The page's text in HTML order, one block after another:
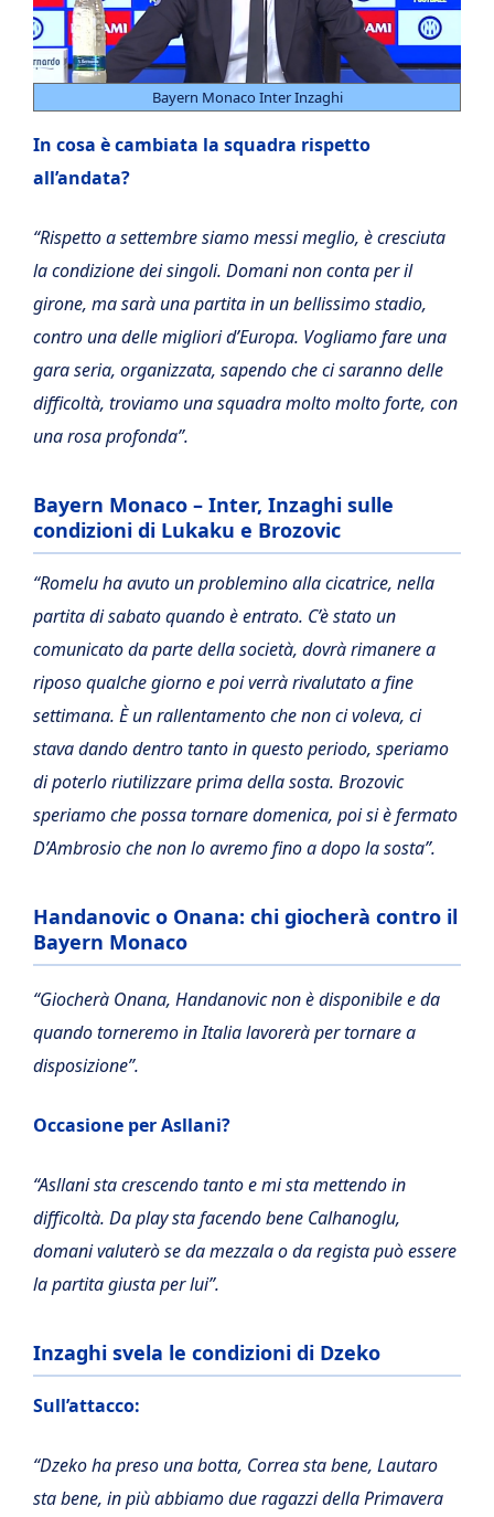
Bayern Monaco Inter Inzaghi
In cosa è cambiata la squadra rispetto
all’andata?
“Rispetto a settembre siamo messi meglio, è cresciuta
la condizione dei singoli. Domani non conta per il
girone, ma sarà una partita in un bellissimo stadio,
contro una delle migliori d’Europa. Vogliamo fare una
gara seria, organizzata, sapendo che ci saranno delle
difficoltà, troviamo una squadra molto molto forte, con
una rosa profonda”.
Bayern Monaco – Inter, Inzaghi sulle
condizioni di Lukaku e Brozovic
“Romelu ha avuto un problemino alla cicatrice, nella
partita di sabato quando è entrato. C’è stato un
comunicato da parte della società, dovrà rimanere a
riposo qualche giorno e poi verrà rivalutato a fine
settimana. È un rallentamento che non ci voleva, ci
stava dando dentro tanto in questo periodo, speriamo
di poterlo riutilizzare prima della sosta. Brozovic
speriamo che possa tornare domenica, poi si è fermato
D’Ambrosio che non lo avremo fino a dopo la sosta”.
Handanovic o Onana: chi giocherà contro il
Bayern Monaco
“Giocherà Onana, Handanovic non è disponibile e da
quando torneremo in Italia lavorerà per tornare a
disposizione”.
Occasione per Asllani?
“Asllani sta crescendo tanto e mi sta mettendo in
difficoltà. Da play sta facendo bene Calhanoglu,
domani valuterò se da mezzala o da regista può essere
la partita giusta per lui”.
Inzaghi svela le condizioni di Dzeko
Sull’attacco:
“Dzeko ha preso una botta, Correa sta bene, Lautaro
sta bene, in più abbiamo due ragazzi della Primavera